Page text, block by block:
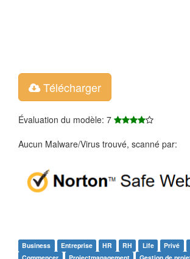
Télécharger
Évaluation du modèle: 7
Aucun Malware/Virus trouvé, scanné par:
Business Entreprise HR RH Life Privé